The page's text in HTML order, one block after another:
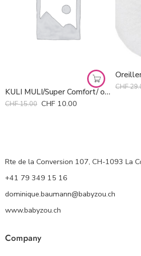
KULI MULI/Super Comfort/ oreiller blanc 35/40 cm
CHF15.00 CHF 10.00
CHF
Rte de la Conversion 107, CH-1093 La
+41 79 349 15 16
dominique.baumann@babyzou.ch
www.babyzou.ch
Company